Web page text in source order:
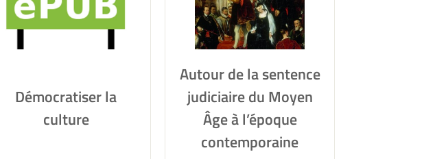
Démocratiser la
culture
Autour de la sentence
judiciaire du Moyen
Âge à l’époque
contemporaine